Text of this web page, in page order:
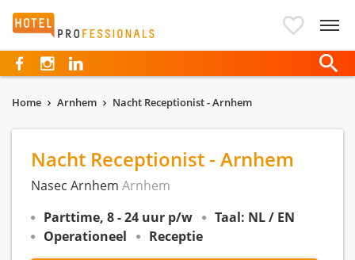
Hotelprofessionals
Home Arnhem Nacht Receptionist - Arnhem
Nacht Receptionist - Arnhem
Nasec Arnhem Arnhem
Parttime, 8 - 24 uur p/w
Taal: NL / EN
Operationeel
Receptie